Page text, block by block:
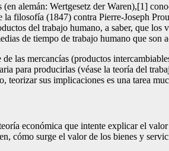
alemán: Wertgesetz der Waren),[1]
la filosofía (1847) contra Pierre-Joseph
del trabajo humano, a saber, que
de tiempo de trabajo humano que
las mercancías (productos
para producirlas (véase la teoría del
teorizar sus implicaciones es una tarea
económica que intente explicar el
cómo surge el valor de los bienes y